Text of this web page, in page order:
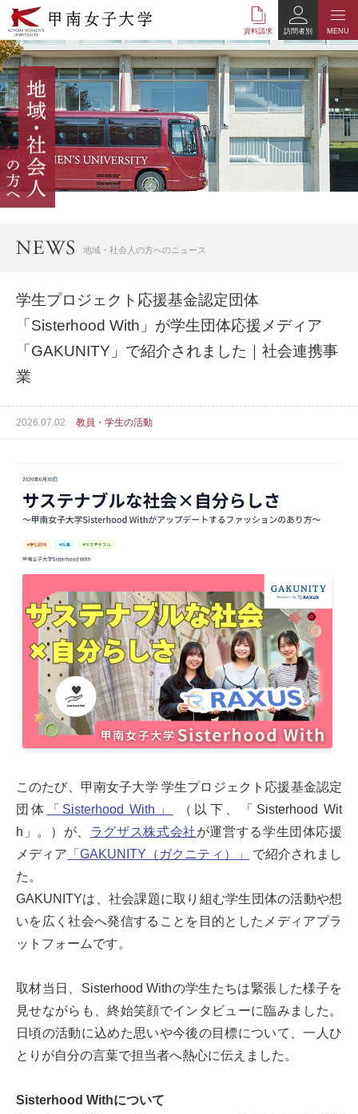
本
文
へ
の
リ
ン
ク
ナ
ビ
ゲ
ー
シ
ョ
資料請求 MENU
訪問者別
地域・社会人の方へのニュース
学生プロジェクト応援基金認定団体
「Sisterhood With」が学生団体応援メディア
「GAKUNITY」で紹介されました｜社会連携事
業
2026.07.02 教員・学生の活動
このたび、甲南女子大学 学生プロジェクト応援基金認定
団体
「Sisterhood With」
（以下、「Sisterhood Wit
h」。）が、 ラグザス株式会社が運営する学生団体応援
メディア 「GAKUNITY（ガクニティ）」
で紹介されまし
た。
GAKUNITYは、社会課題に取り組む学生団体の活動や想
いを広く社会へ発信することを目的としたメディアプラ
ットフォームです。
取材当日、Sisterhood Withの学生たちは緊張した様子を
見せながらも、終始笑顔でインタビューに臨みました。
日頃の活動に込めた思いや今後の目標について、一人ひ
とりが自分の言葉で担当者へ熱心に伝えました。
Sisterhood Withについて